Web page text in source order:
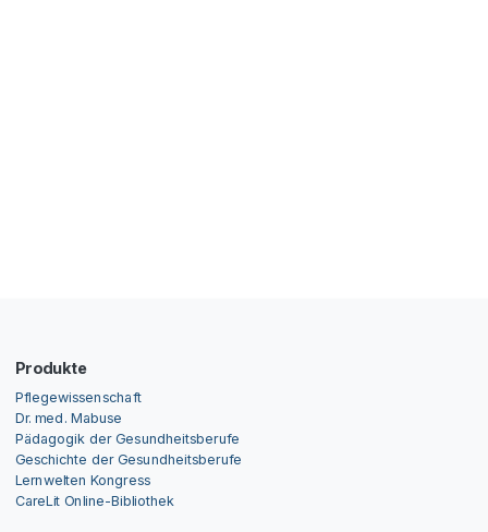
Produkte
Pflegewissenschaft
Dr. med. Mabuse
Pädagogik der Gesundheitsberufe
Geschichte der Gesundheitsberufe
Lernwelten Kongress
CareLit Online-Bibliothek